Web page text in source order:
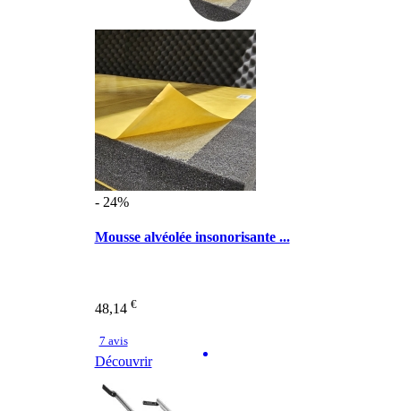
- 24%
Mousse alvéolée insonorisante ...
48,14 €
7 avis
Découvrir